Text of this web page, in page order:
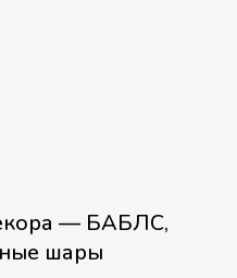
— БАБЛС,
шары